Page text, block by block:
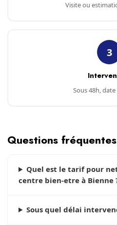
Visite ou
3
Sous 48h,
Questions fréquentes
Quel est le tarif pour
centre bien-etre à Bienne
Sous quel délai